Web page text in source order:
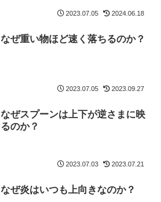
2023.07.05 2024.06.18
なぜ重い物ほど速く落ちるのか？
2023.07.05 2023.09.27
なぜスプーンは上下が逆さまに映
るのか？
2023.07.03 2023.07.21
なぜ炎はいつも上向きなのか？